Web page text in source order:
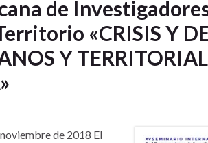
de
«CRISIS Y
Y
de 2018 El